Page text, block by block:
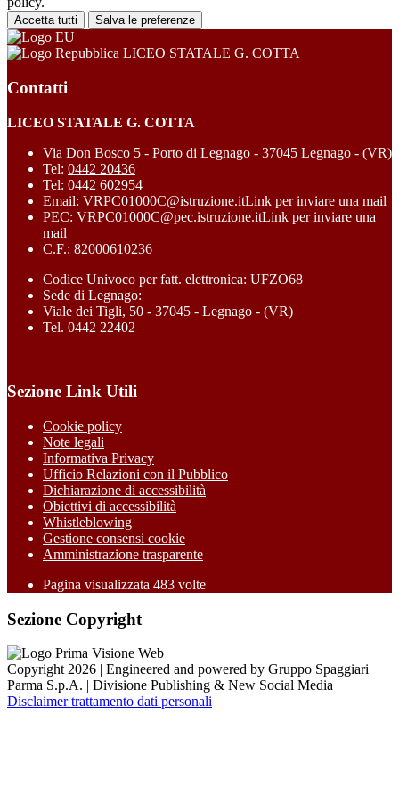
Accetta tutti Salva le preferenze
LICEO STATALE G. COTTA
Contatti
LICEO STATALE G. COTTA
Via Don Bosco 5 - Porto di Legnago - 37045 Legnago - (VR)
Tel: 0442 20436
Tel: 0442 602954
Email: VRPC01000C@istruzione.itLink per inviare una mail
PEC: VRPC01000C@pec.istruzione.itLink per inviare una
mail
C.F.: 82000610236
Codice Univoco per fatt. elettronica: UFZO68
Sede di Legnago:
Viale dei Tigli, 50 - 37045 - Legnago - (VR)
Tel. 0442 22402
Sezione Link Utili
Cookie policy
Note legali
Informativa Privacy
Ufficio Relazioni con il Pubblico
Dichiarazione di accessibilità
Obiettivi di accessibilità
Whistleblowing
Gestione consensi cookie
Amministrazione trasparente
Pagina visualizzata 483 volte
Sezione Copyright
Copyright 2026 | Engineered and powered by Gruppo Spaggiari
Parma S.p.A. | Divisione Publishing & New Social Media
Disclaimer trattamento dati personali